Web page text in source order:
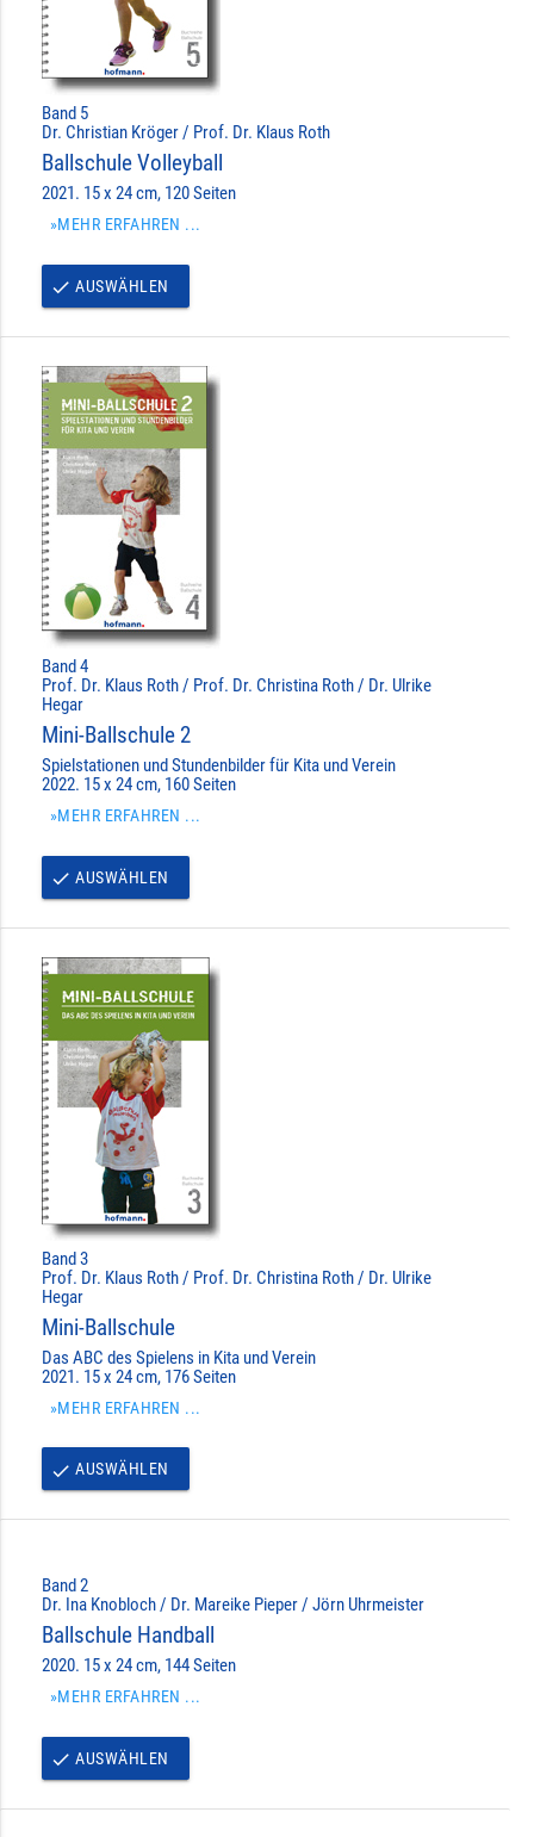
Band 5
Dr. Christian Kröger / Prof. Dr. Klaus Roth
Ballschule Volleyball
2021. 15 x 24 cm, 120 Seiten
»MEHR ERFAHREN ...
done AUSWÄHLEN
Band 4
Prof. Dr. Klaus Roth / Prof. Dr. Christina Roth / Dr. Ulrike
Hegar
Mini-Ballschule 2
Spielstationen und Stundenbilder für Kita und Verein
2022. 15 x 24 cm, 160 Seiten
»MEHR ERFAHREN ...
done AUSWÄHLEN
Band 3
Prof. Dr. Klaus Roth / Prof. Dr. Christina Roth / Dr. Ulrike
Hegar
Mini-Ballschule
Das ABC des Spielens in Kita und Verein
2021. 15 x 24 cm, 176 Seiten
»MEHR ERFAHREN ...
done AUSWÄHLEN
Band 2
Dr. Ina Knobloch / Dr. Mareike Pieper / Jörn Uhrmeister
Ballschule Handball
2020. 15 x 24 cm, 144 Seiten
»MEHR ERFAHREN ...
done AUSWÄHLEN